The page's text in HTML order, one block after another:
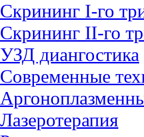
Скрининг I-го
Скрининг II-го
УЗД диангостика
Современные
Лазеротерапия